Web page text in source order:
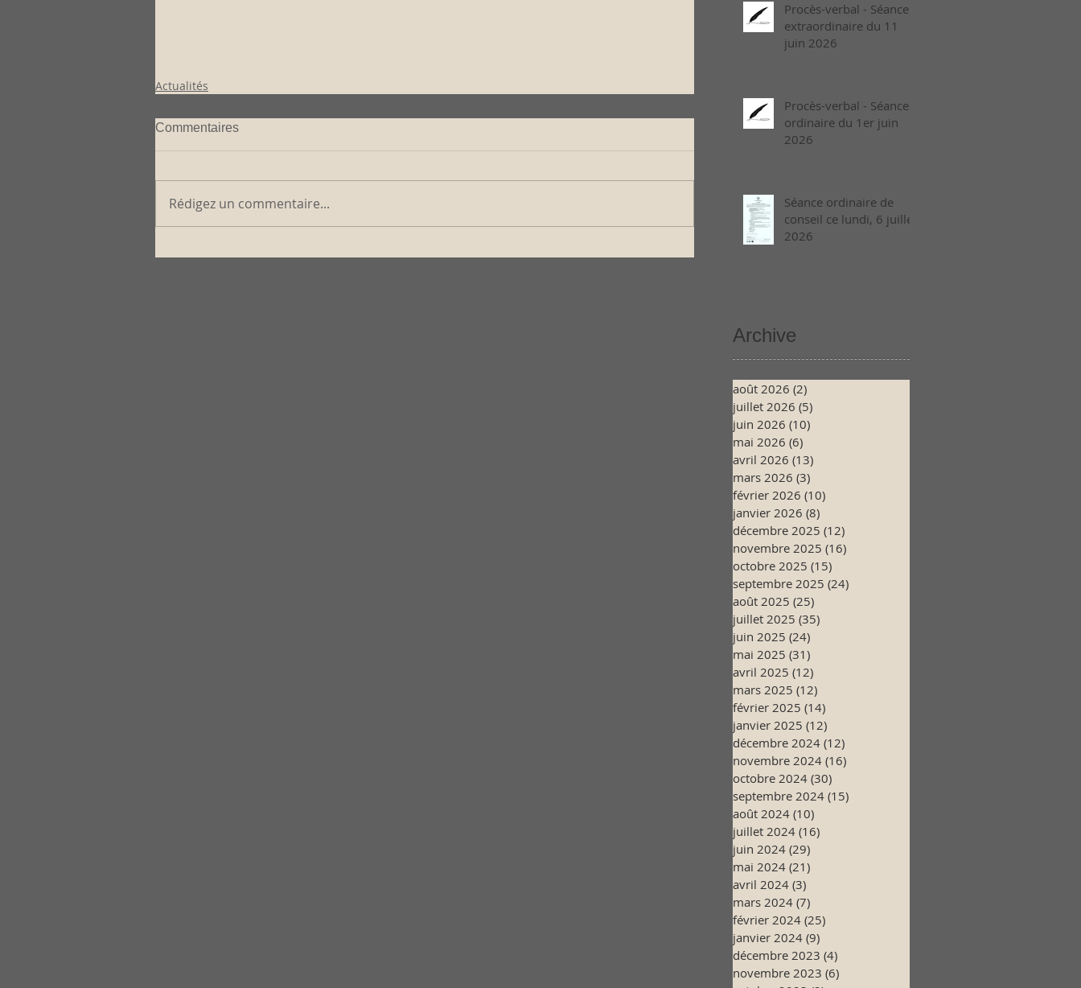
Actualités
Commentaires
Rédigez un commentaire...
Procès-verbal - Séance
extraordinaire du 11
juin 2026
Procès-verbal - Séance
ordinaire du 1er juin
2026
Séance ordinaire de
conseil ce lundi, 6 juillet
2026
Archive
août 2026 (2)
juillet 2026 (5)
juin 2026 (10)
mai 2026 (6)
avril 2026 (13)
mars 2026 (3)
février 2026 (10)
janvier 2026 (8)
décembre 2025 (12)
novembre 2025 (16)
octobre 2025 (15)
septembre 2025 (24)
août 2025 (25)
juillet 2025 (35)
juin 2025 (24)
mai 2025 (31)
avril 2025 (12)
mars 2025 (12)
février 2025 (14)
janvier 2025 (12)
décembre 2024 (12)
novembre 2024 (16)
octobre 2024 (30)
septembre 2024 (15)
août 2024 (10)
juillet 2024 (16)
juin 2024 (29)
mai 2024 (21)
avril 2024 (3)
mars 2024 (7)
février 2024 (25)
janvier 2024 (9)
décembre 2023 (4)
novembre 2023 (6)